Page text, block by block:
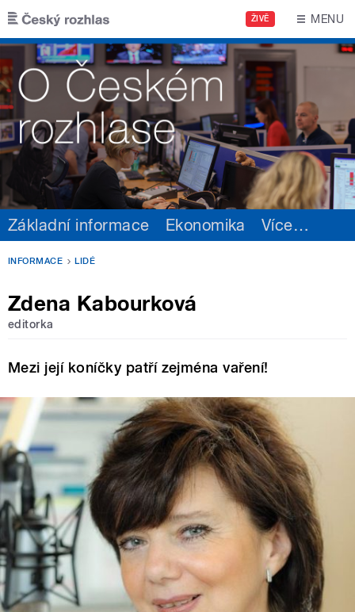
Přejít k hlavnímu obsahu
ŽIVĚ MENU
Základní informace Ekonomika Více…
INFORMACE LIDÉ
Zdena Kabourková
editorka
Mezi její koníčky patří zejména vaření!